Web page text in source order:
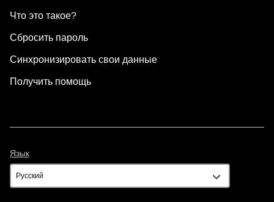
Что это такое?
Сбросить пароль
Синхронизировать свои данные
Получить помощь
Язык